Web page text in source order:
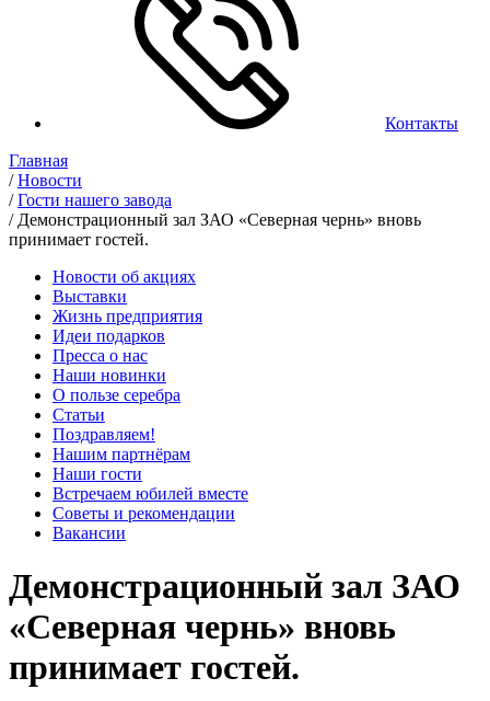
Контакты
Главная
/Новости
/Гости нашего завода
/ Демонстрационный зал ЗАО «Северная чернь» вновь
принимает гостей.
Новости об акциях
Выставки
Жизнь предприятия
Идеи подарков
Пресса о нас
Наши новинки
О пользе серебра
Статьи
Поздравляем!
Нашим партнёрам
Наши гости
Встречаем юбилей вместе
Советы и рекомендации
Вакансии
Демонстрационный зал ЗАО
«Северная чернь» вновь
принимает гостей.